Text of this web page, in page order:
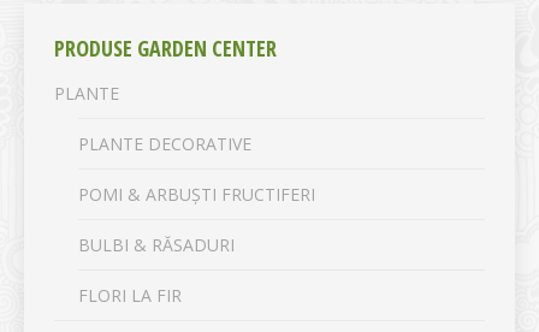
PRODUSE GARDEN CENTER
PLANTE
PLANTE DECORATIVE
POMI & ARBUȘTI FRUCTIFERI
BULBI & RĂSADURI
FLORI LA FIR